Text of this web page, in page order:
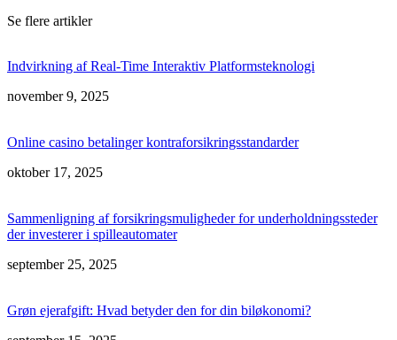
Se flere artikler
Indvirkning af Real-Time Interaktiv Platformsteknologi
november 9, 2025
Online casino betalinger kontraforsikringsstandarder
oktober 17, 2025
Sammenligning af forsikringsmuligheder for underholdningssteder
der investerer i spilleautomater
september 25, 2025
Grøn ejerafgift: Hvad betyder den for din biløkonomi?